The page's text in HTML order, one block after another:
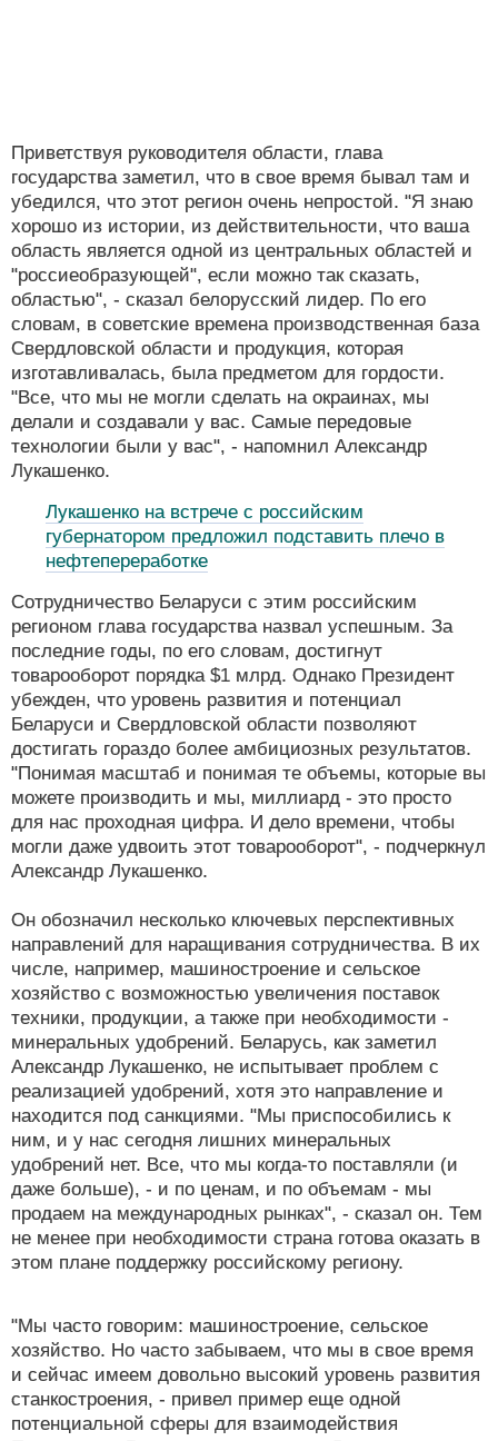
Приветствуя руководителя области, глава
государства заметил, что в свое время бывал там и
убедился, что этот регион очень непростой. "Я знаю
хорошо из истории, из действительности, что ваша
область является одной из центральных областей и
"россиеобразующей", если можно так сказать,
областью", - сказал белорусский лидер. По его
словам, в советские времена производственная база
Свердловской области и продукция, которая
изготавливалась, была предметом для гордости.
"Все, что мы не могли сделать на окраинах, мы
делали и создавали у вас. Самые передовые
технологии были у вас", - напомнил Александр
Лукашенко.
Лукашенко на встрече с российским
губернатором предложил подставить плечо в
нефтепереработке
Сотрудничество Беларуси с этим российским
регионом глава государства назвал успешным. За
последние годы, по его словам, достигнут
товарооборот порядка $1 млрд. Однако Президент
убежден, что уровень развития и потенциал
Беларуси и Свердловской области позволяют
достигать гораздо более амбициозных результатов.
"Понимая масштаб и понимая те объемы, которые вы
можете производить и мы, миллиард - это просто
для нас проходная цифра. И дело времени, чтобы
могли даже удвоить этот товарооборот", - подчеркнул
Александр Лукашенко.
Он обозначил несколько ключевых перспективных
направлений для наращивания сотрудничества. В их
числе, например, машиностроение и сельское
хозяйство с возможностью увеличения поставок
техники, продукции, а также при необходимости -
минеральных удобрений. Беларусь, как заметил
Александр Лукашенко, не испытывает проблем с
реализацией удобрений, хотя это направление и
находится под санкциями. "Мы приспособились к
ним, и у нас сегодня лишних минеральных
удобрений нет. Все, что мы когда-то поставляли (и
даже больше), - и по ценам, и по объемам - мы
продаем на международных рынках", - сказал он. Тем
не менее при необходимости страна готова оказать в
этом плане поддержку российскому региону.
"Мы часто говорим: машиностроение, сельское
хозяйство. Но часто забываем, что мы в свое время
и сейчас имеем довольно высокий уровень развития
станкостроения, - привел пример еще одной
потенциальной сферы для взаимодействия